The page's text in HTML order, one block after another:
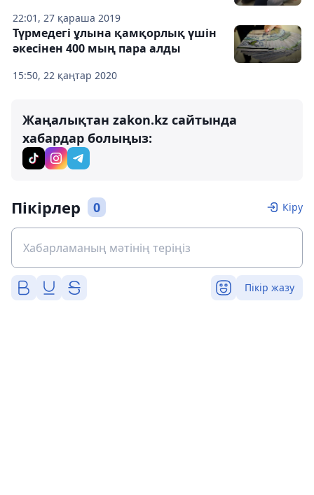
22:01, 27 қараша 2019
15:50, 22 қаңтар 2020
Түрмедегі ұлына қамқорлық үшін
әкесінен 400 мың пара алды
Жаңалықтан zakon.kz сайтында
хабардар болыңыз:
Пікірлер 0 Кіру
Пікір жазу